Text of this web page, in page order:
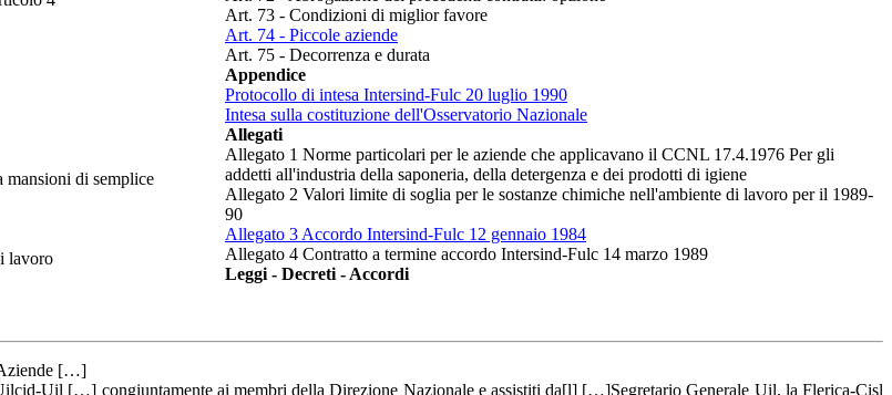
mansioni di semplice
lavoro
Art. 73 - Condizioni di miglior favore
Art. 74 - Piccole aziende
Art. 75 - Decorrenza e durata
Appendice
Protocollo di intesa Intersind-Fulc 20 luglio 1990
Intesa sulla costituzione dell'Osservatorio Nazionale
Allegati
Allegato 1 Norme particolari per le aziende che applicavano il CCNL 17.4.1976 Per gli
addetti all'industria della saponeria, della detergenza e dei prodotti di igiene
Allegato 2 Valori limite di soglia per le sostanze chimiche nell'ambiente di lavoro per il 1989-
90
Allegato 3 Accordo Intersind-Fulc 12 gennaio 1984
Allegato 4 Contratto a termine accordo Intersind-Fulc 14 marzo 1989
Leggi - Decreti - Accordi
Aziende […]
Uil […] congiuntamente ai membri della Direzione Nazionale e assistiti da[l] […]Segretario Generale Uil, la Flerica-Cisl